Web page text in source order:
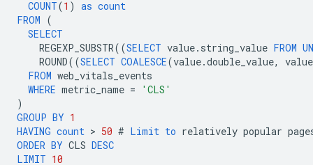
COUNT(1 ) as count
FROM (
SELECT
REGEXP_SUBSTR((SELECT value. string_value FROM
ROUND((SELECT COALESCE(value.double_value,
value
FROM web_vitals_events
WHERE metric_name =
'CLS'
)
GROUP BY 1
HAVING count > 50 # Limit to relatively popular
ORDER BY CLS DESC
LIMIT 10